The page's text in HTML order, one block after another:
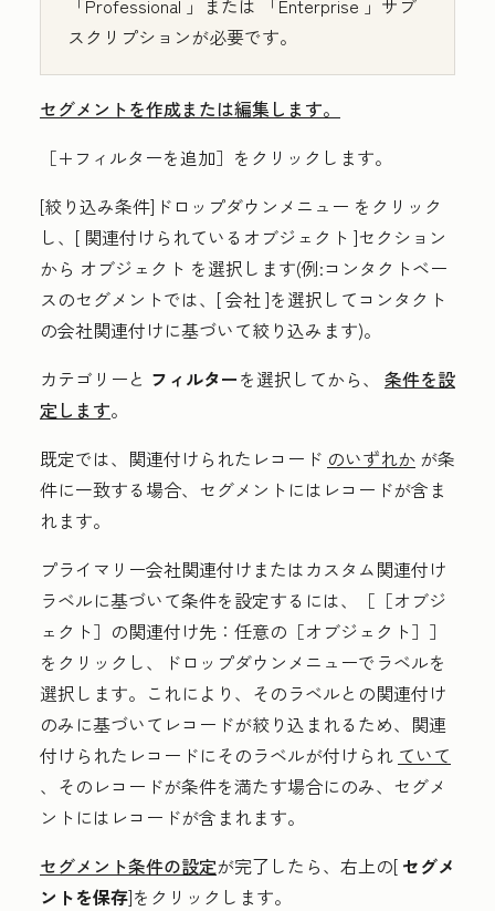
「Professional 」または 「Enterprise 」サブ
スクリプションが必要です。
セグメントを作成または編集します。
［+フィルターを追加］ をクリックします。
[絞り込み条件]ドロップダウンメニュー をクリック
し、[ 関連付けられているオブジェクト ]セクション
から オブジェクト を選択します(例:コンタクトベー
スのセグメントでは、[会社 ]を選択してコンタクト
の会社関連付けに基づいて絞り込みます)。
カテゴリーと フィルターを選択してから、
条件を設
定します。
既定では、関連付けられたレコード のいずれか が条
件に一致する場合、セグメントにはレコードが含ま
れます。
プライマリー会社関連付けまたはカスタム関連付け
ラベルに基づいて条件を設定するには、
［［オブジ
ェクト］の関連付け先：任意の［オブジェクト］］
をクリックし、ドロップダウンメニューでラベルを
選択します。 これにより、そのラベルとの関連付け
のみに基づいてレコードが絞り込まれるため、関連
付けられたレコードにそのラベルが付けられ ていて
、そのレコードが条件を満たす場合にのみ、セグメ
ントにはレコードが含まれます。
セグメント条件の設定が完了したら、右上の[ セグメ
ントを保存]をクリックします。